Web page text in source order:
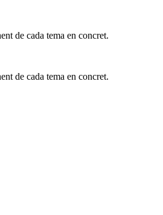
de cada tema en concret.
de cada tema en concret.